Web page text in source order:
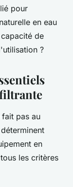
pour
en eau
de
?
pas au
en
les critères